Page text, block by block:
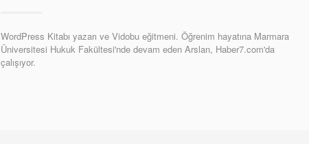
WordPress Kitabı yazarı ve Vidobu eğitmeni. Öğrenim hayatına Marmara
Üniversitesi Hukuk Fakültesi'nde devam eden Arslan, Haber7.com'da
çalışıyor.